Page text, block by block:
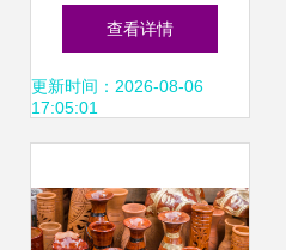
之魅力 从入门到精
通的旅行
查看详情
更新时间：2026-08-06
17:05:01